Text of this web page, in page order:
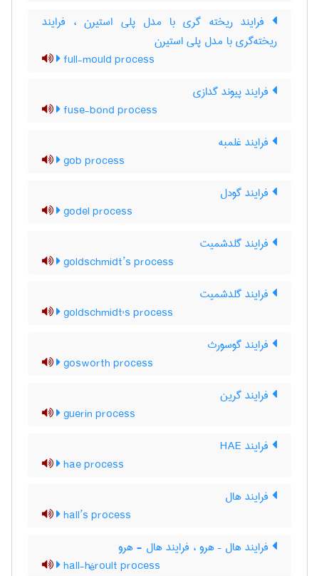
فرایند ریخته گری با مدل پلی استیرن ، فرایند
ریخته‌گری با مدل پلی استیرن
full-mould process
فرایند پیوند گدازی
fuse-bond process
فرایند غلمبه
gob process
فرایند گودل
godel process
فرایند گلدشمیت
goldschmidt’s process
فرایند گلدشمیت
goldschmidt's process
فرایند گوسورث
gosworth process
فرایند گرین
guerin process
فرایند HAE
hae process
فرایند هال
hall’s process
فرایند هال – هرو ، فرایند هال - هرو
hall-héroult process